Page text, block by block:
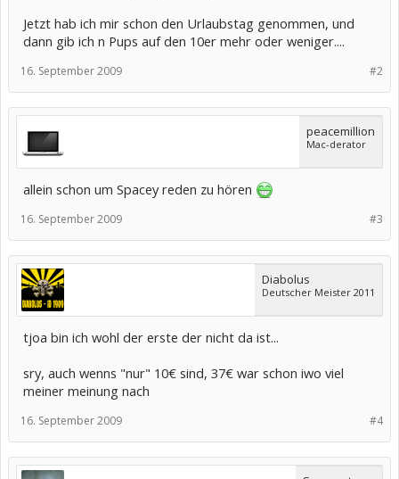
Jetzt hab ich mir schon den Urlaubstag genommen, und
dann gib ich n Pups auf den 10er mehr oder weniger....
#2
16. September 2009
peacemillion
Mac-derator
allein schon um Spacey reden zu hören
#3
16. September 2009
Diabolus
Deutscher Meister 2011
tjoa bin ich wohl der erste der nicht da ist...
sry, auch wenns "nur" 10€ sind, 37€ war schon iwo viel
meiner meinung nach
#4
16. September 2009